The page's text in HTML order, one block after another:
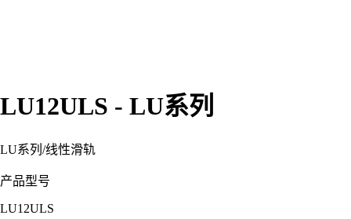
LU12ULS - LU系列
LU系列 /线性滑轨
产品型号
LU12ULS